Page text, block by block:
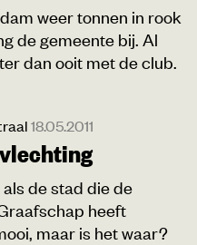
weer tonnen in rook
de gemeente bij. Al
dan ooit met de club.
18.05.2011
de stad die de
heeft
maar is het waar?